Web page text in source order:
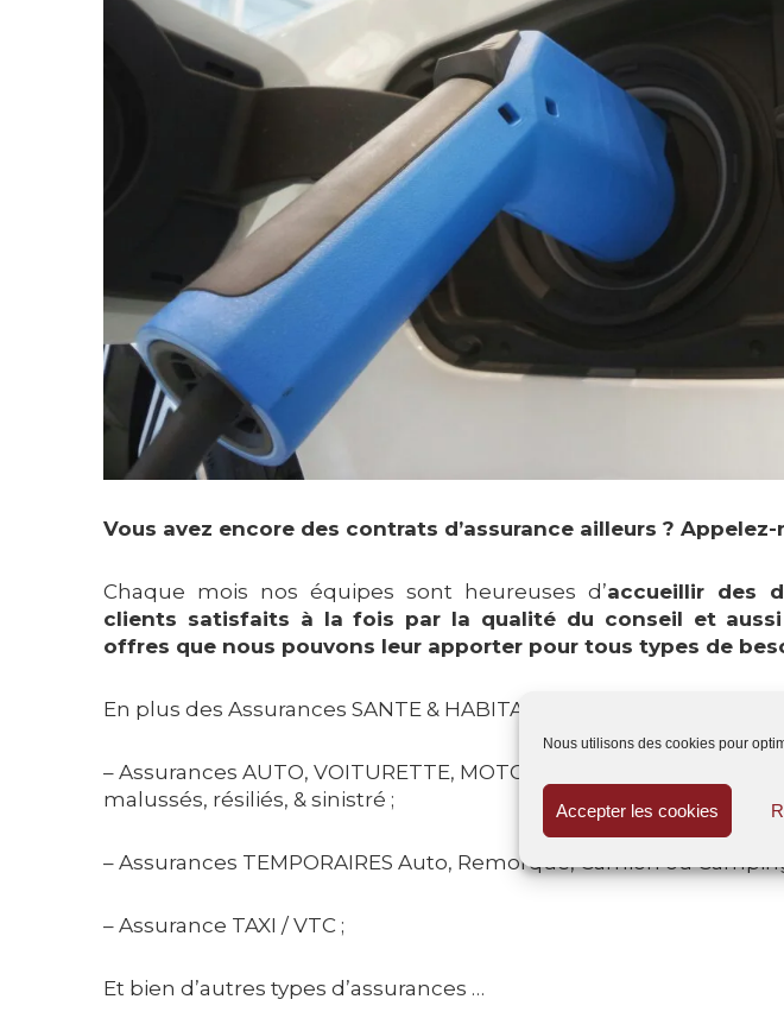
Nous utilisons des cookies pour
Accepter les cookies
Vous avez encore des contrats d’assurance ailleurs ?
Chaque mois nos équipes sont heureuses d’accueillir des
clients satisfaits à la fois par la qualité du conseil et
offres que nous pouvons leur apporter pour tous types de
En plus des Assurances SANTE & HABITATION nos équipes
– Assurances AUTO, VOITURETTE, MOTO, CAMPING-CAR, BUS et
malussés, résiliés, & sinistré ;
– Assurances TEMPORAIRES Auto, Remorque, Camion ou
– Assurance TAXI / VTC ;
Et bien d’autres types d’assurances …